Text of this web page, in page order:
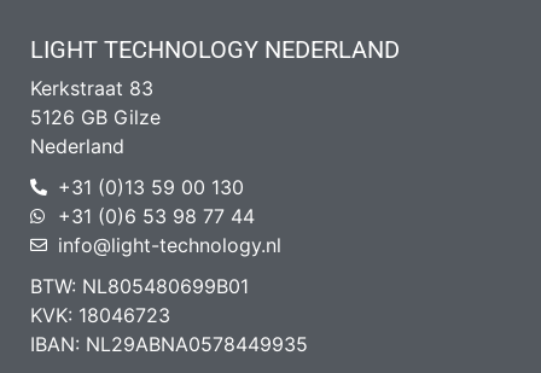
LIGHT TECHNOLOGY NEDERLAND
Kerkstraat 83
5126 GB Gilze
Nederland
+31 (0)13 59 00 130
+31 (0)6 53 98 77 44
info@light-technology.nl
BTW: NL805480699B01
KVK: 18046723
IBAN: NL29ABNA0578449935